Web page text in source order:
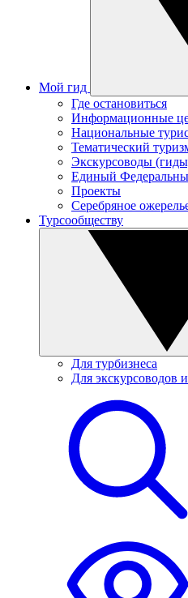
Мой гид
Где остановиться
Информационные
Национальные
Тематический
Экскурсоводы
Единый
Проекты
Серебряное
Турсообществу
Для турбизнеса
Для экскурсоводов